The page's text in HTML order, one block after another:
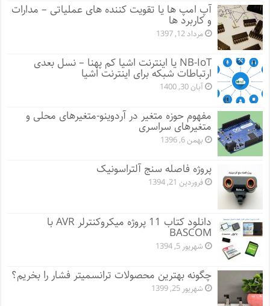
آپ امپ ها یا تقویت کننده های عملیاتی – مدارات
و کاربرد ها
مرداد 12, 1397
NB-IoT یا اینترنت اشیا کم پهنا – نسل بعدی
ارتباطات شبکه برای اینترنت اشیا
آبان 30, 1400
مفهوم حوزه متغیر در آردوینو-متغیرهای محلی و
متغیرهای سراسری
بهمن 6, 1396
پروژه فاصله سنج آلتراسونیک
فروردین 21, 1394
دانلود کتاب 11 پروژه میکروکنترلر AVR با
BASCOM
شهریور 5, 1394
چگونه بهترین محصولات ترانسمیتر فشار را بخریم؟
شهریور 25, 1399